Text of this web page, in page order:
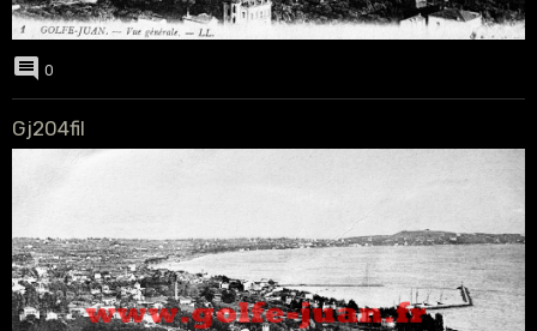
0
Gj204fil